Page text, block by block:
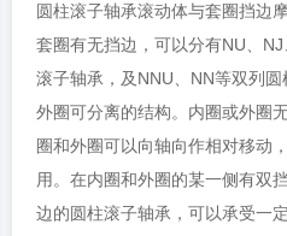
圆柱滚子轴承滚动体与套圈挡边
套圈有无挡边，可以分有NU、
滚子轴承，及NNU、NN等双列圆
外圈可分离的结构。内圈或外圈
圈和外圈可以向轴向作相对移动
用。在内圈和外圈的某一侧有双
边的圆柱滚子轴承，可以承受一